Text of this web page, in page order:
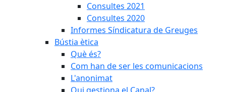
Consultes 2021
Consultes 2020
Informes Síndicatura de Greuges
Bústia ètica
Què és?
Com han de ser les comunicacions
L'anonimat